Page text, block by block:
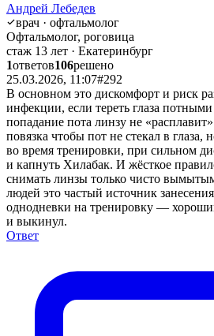
Андрей Лебедев
врач · офтальмолог
Офтальмолог, роговица
стаж 13 лет · Екатеринбург
1ответов106решено
25.03.2026, 11:07#292
В основном это дискомфорт и риск
инфекции, если тереть глаза
попадание пота линзу не
повязка чтобы пот не стекал в глаза,
во время тренировки, при сильном
и капнуть Хилабак. И жёсткое
снимать линзы только чисто
людей это частый источник
однодневки на тренировку —
и выкинул.
Ответ